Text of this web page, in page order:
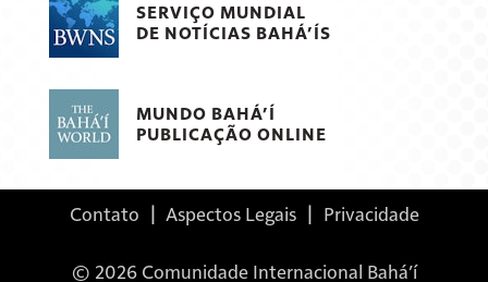
SERVIÇO MUNDIAL
DE NOTÍCIAS BAHÁ’ÍS
MUNDO BAHÁ’Í
PUBLICAÇÃO ONLINE
Contato | Aspectos Legais| Privacidade
© 2026 Comunidade Internacional Bahá’í